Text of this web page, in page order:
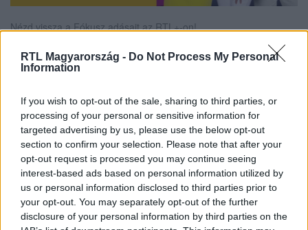
RTL Magyarország - Do Not Process My Personal
Information
If you wish to opt-out of the sale, sharing to third parties, or
processing of your personal or sensitive information for
targeted advertising by us, please use the below opt-out
section to confirm your selection. Please note that after your
opt-out request is processed you may continue seeing
interest-based ads based on personal information utilized by
us or personal information disclosed to third parties prior to
your opt-out. You may separately opt-out of the further
disclosure of your personal information by third parties on the
Nézd vissza a Fókusz adásait az RTL+-on!
legyen a Google-találatokban!